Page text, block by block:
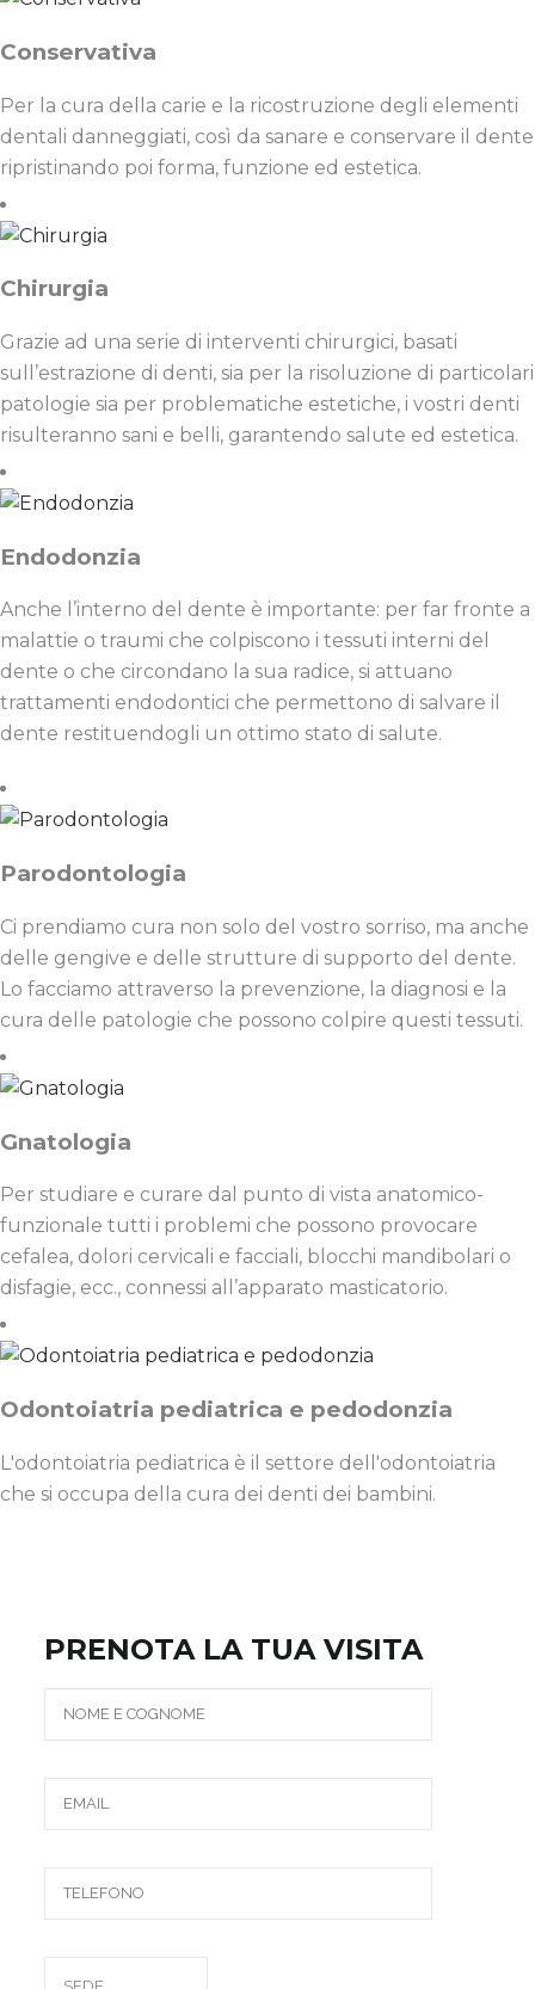
Conservativa
Per la cura della carie e la ricostruzione degli elementi
dentali danneggiati, così da sanare e conservare il dente
ripristinando poi forma, funzione ed estetica.
Chirurgia
Grazie ad una serie di interventi chirurgici, basati
sull’estrazione di denti, sia per la risoluzione di particolari
patologie sia per problematiche estetiche, i vostri denti
risulteranno sani e belli, garantendo salute ed estetica.
Endodonzia
Anche l’interno del dente è importante: per far fronte a
malattie o traumi che colpiscono i tessuti interni del
dente o che circondano la sua radice, si attuano
trattamenti endodontici che permettono di salvare il
dente restituendogli un ottimo stato di salute.
Parodontologia
Ci prendiamo cura non solo del vostro sorriso, ma anche
delle gengive e delle strutture di supporto del dente.
Lo facciamo attraverso la prevenzione, la diagnosi e la
cura delle patologie che possono colpire questi tessuti.
Gnatologia
Per studiare e curare dal punto di vista anatomico-
funzionale tutti i problemi che possono provocare
cefalea, dolori cervicali e facciali, blocchi mandibolari o
disfagie, ecc., connessi all’apparato masticatorio.
Odontoiatria pediatrica e pedodonzia
L'odontoiatria pediatrica è il settore dell'odontoiatria
che si occupa della cura dei denti dei bambini.
PRENOTA LA TUA VISITA